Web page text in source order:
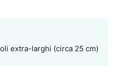
extra-larghi (circa 25 cm)